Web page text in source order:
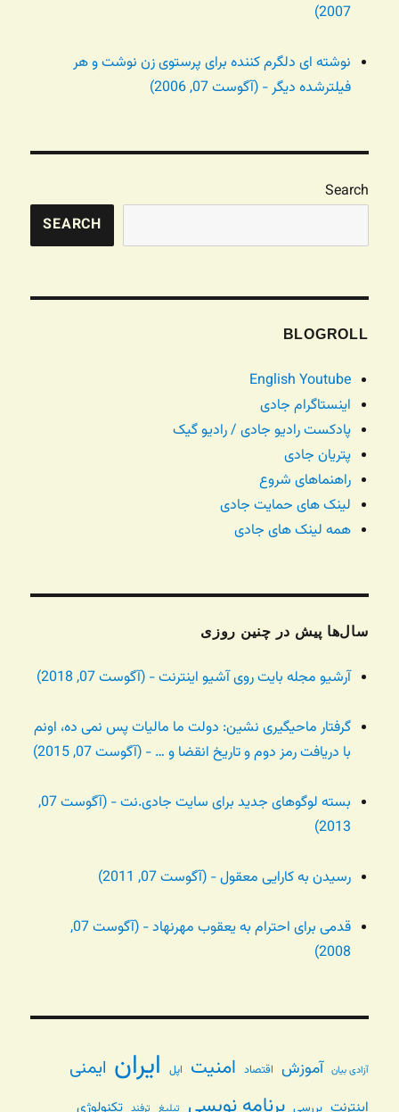
2007)
نوشته ای دلگرم کننده برای پرستوی زن نوشت و هر
فیلترشده دیگر - (آگوست 07, 2006)
Search
SEARCH
BLOGROLL
English Youtube
اینستاگرام جادی
پادکست رادیو جادی / رادیو گیک
پتریان جادی
راهنماهای شروع
لینک های حمایت جادی
همه لینک های جادی
سال‌ها پیش در چنین روزی
آرشیو مجله بایت روی آشیو اینترنت - (آگوست 07, 2018)
گرفتار ماحیگیری نشین: دولت ما مالیات پس نمی ده، اونم
با دریافت رمز دوم و تاریخ انقضا و … - (آگوست 07, 2015)
بسته لوگوهای جدید برای سایت جادی.نت - (آگوست 07,
2013)
رسیدن به کارایی معقول - (آگوست 07, 2011)
قدمی برای احترام به یعقوب مهرنهاد - (آگوست 07,
2008)
آزادی بیان آموزش اقتصاد امنیت اپل ایران ایمنی
اینترنت بررسی تبلیغ ترفند تکنولوژی